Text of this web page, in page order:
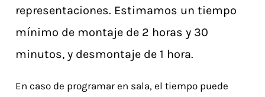
representaciones. Estimamos un tiempo
mínimo de montaje de 2 horas y 30
minutos, y desmontaje de 1 hora.
En caso de programar en sala, el tiempo puede